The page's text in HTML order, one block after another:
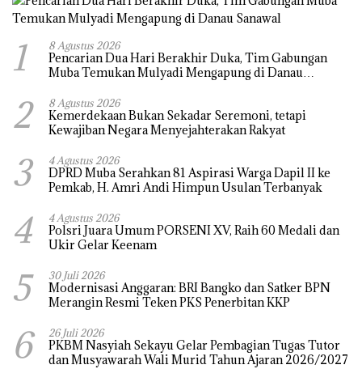
1 8 Agustus 2026
Pencarian Dua Hari Berakhir Duka, Tim Gabungan
Muba Temukan Mulyadi Mengapung di Danau
2 8 Agustus 2026
Kemerdekaan Bukan Sekadar Seremoni, tetapi
Kewajiban Negara Menyejahterakan Rakyat
3 4 Agustus 2026
DPRD Muba Serahkan 81 Aspirasi Warga Dapil II ke
Pemkab, H. Amri Andi Himpun Usulan Terbanyak
4 4 Agustus 2026
Polsri Juara Umum PORSENI XV, Raih 60 Medali dan
Ukir Gelar Keenam
5 30 Juli 2026
Modernisasi Anggaran: BRI Bangko dan Satker BPN
Merangin Resmi Teken PKS Penerbitan KKP
6 26 Juli 2026
PKBM Nasyiah Sekayu Gelar Pembagian Tugas Tutor
dan Musyawarah Wali Murid Tahun Ajaran 2026/2027